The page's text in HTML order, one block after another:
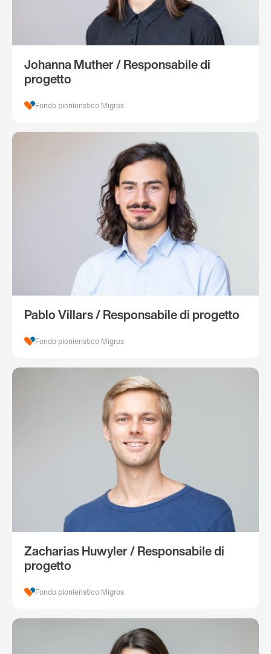
Johanna Muther / Responsabile di
progetto
Fondo pionieristico Migros
Pablo Villars / Responsabile di progetto
Fondo pionieristico Migros
Zacharias Huwyler / Responsabile di
progetto
Fondo pionieristico Migros